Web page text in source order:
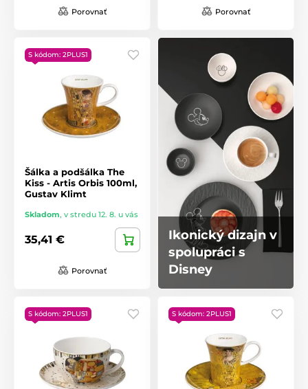
Porovnať Porovnať
S kódom: 2PLUS1
Šálka ​​a podšálka The
Kiss - Artis Orbis 100ml,
Gustav Klimt
Skladom, v stredu 12. 8. u vás
35,41 €
Porovnať
Ikonický dizajn v
spolupráci s
Disney
S kódom: 2PLUS1 S kódom: 2PLUS1